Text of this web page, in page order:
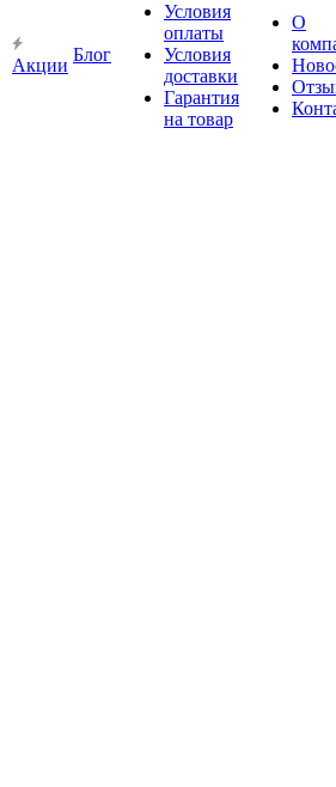
Акции
Блог
Условия
оплаты
Условия
доставки
Гарантия
на товар
О